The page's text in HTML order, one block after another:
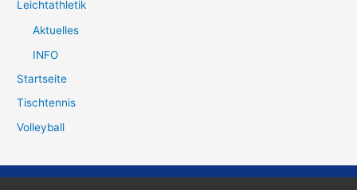
Leichtathletik
Aktuelles
INFO
Startseite
Tischtennis
Volleyball